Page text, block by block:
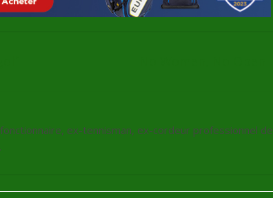
ex-tennisman, ex-cordeur professionnel de